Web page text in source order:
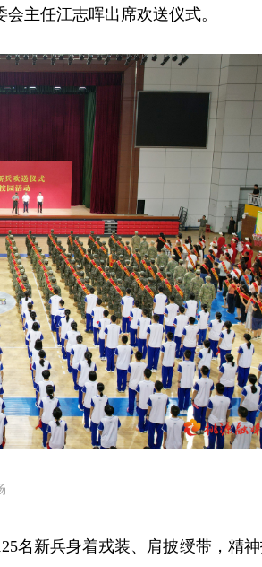
主任江志晖出席欢送仪式。
名新兵身着戎装、肩披绶带，精